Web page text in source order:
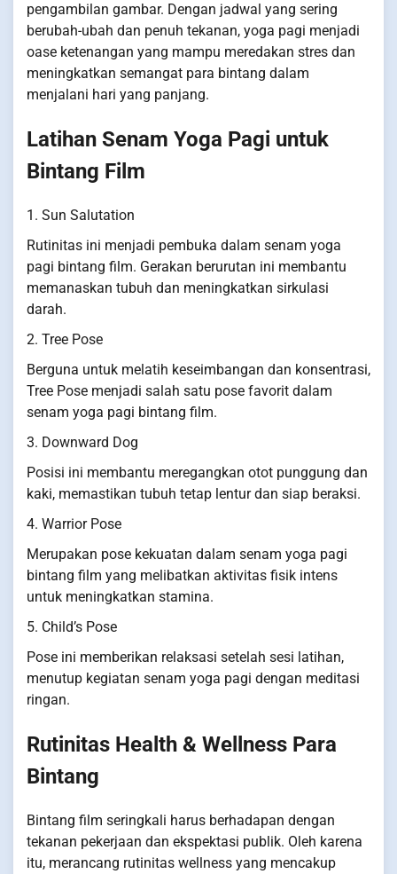
pengambilan gambar. Dengan jadwal yang sering
berubah-ubah dan penuh tekanan, yoga pagi menjadi
oase ketenangan yang mampu meredakan stres dan
meningkatkan semangat para bintang dalam
menjalani hari yang panjang.
Latihan Senam Yoga Pagi untuk
Bintang Film
1. Sun Salutation
Rutinitas ini menjadi pembuka dalam senam yoga
pagi bintang film. Gerakan berurutan ini membantu
memanaskan tubuh dan meningkatkan sirkulasi
darah.
2. Tree Pose
Berguna untuk melatih keseimbangan dan konsentrasi,
Tree Pose menjadi salah satu pose favorit dalam
senam yoga pagi bintang film.
3. Downward Dog
Posisi ini membantu meregangkan otot punggung dan
kaki, memastikan tubuh tetap lentur dan siap beraksi.
4. Warrior Pose
Merupakan pose kekuatan dalam senam yoga pagi
bintang film yang melibatkan aktivitas fisik intens
untuk meningkatkan stamina.
5. Child’s Pose
Pose ini memberikan relaksasi setelah sesi latihan,
menutup kegiatan senam yoga pagi dengan meditasi
ringan.
Rutinitas Health & Wellness Para
Bintang
Bintang film seringkali harus berhadapan dengan
tekanan pekerjaan dan ekspektasi publik. Oleh karena
itu, merancang rutinitas wellness yang mencakup